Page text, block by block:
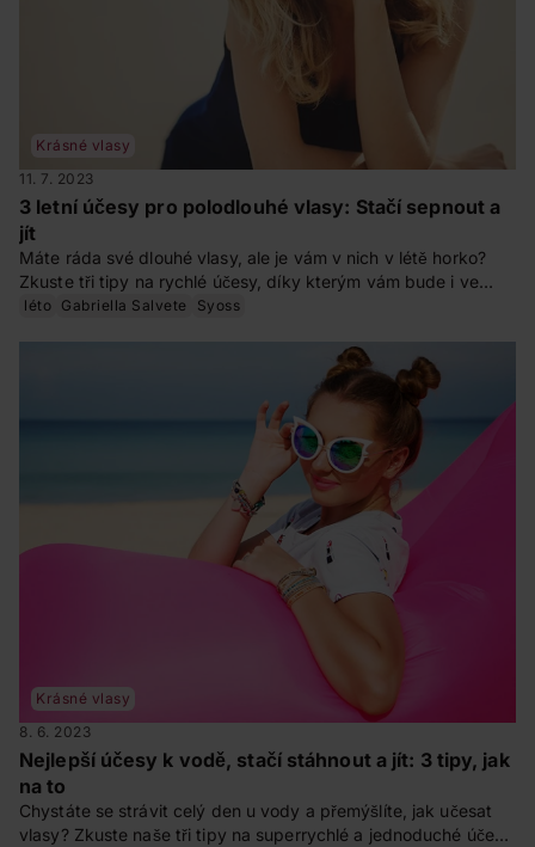
Krásné vlasy
11. 7. 2023
3 letní účesy pro polodlouhé vlasy: Stačí sepnout a
jít
Máte ráda své dlouhé vlasy, ale je vám v nich v létě horko?
Zkuste tři tipy na rychlé účesy, díky kterým vám bude i ve
vedru lépe. Stačí sepnout a vyrazit.
léto Gabriella Salvete Syoss
Krásné vlasy
8. 6. 2023
Nejlepší účesy k vodě, stačí stáhnout a jít: 3 tipy, jak
na to
Chystáte se strávit celý den u vody a přemýšlíte, jak učesat
vlasy? Zkuste naše tři tipy na superrychlé a jednoduché účesy